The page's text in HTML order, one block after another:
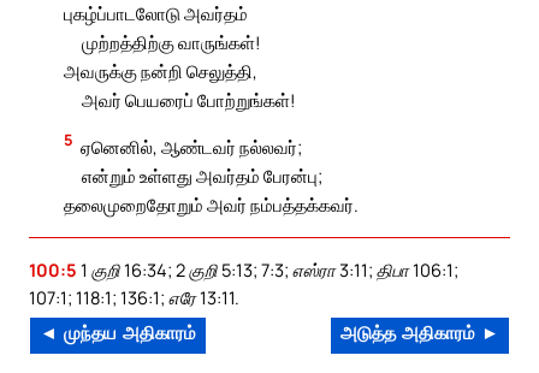
புகழ்ப்பாடலோடு அவர்தம்
முற்றத்திற்கு வாருங்கள்!
அவருக்கு நன்றி செலுத்தி,
அவர் பெயரைப் போற்றுங்கள்!
5 ஏனெனில், ஆண்டவர் நல்லவர்;
என்றும் உள்ளது அவர்தம் பேரன்பு;
தலைமுறைதோறும் அவர் நம்பத்தக்கவர்.
100:5 1 குறி 16:34; 2 குறி 5:13; 7:3; எஸ்ரா 3:11; திபா 106:1;
107:1; 118:1; 136:1; எரே 13:11.
◄ முந்தய அதிகாரம் அடுத்த அதிகாரம் ►